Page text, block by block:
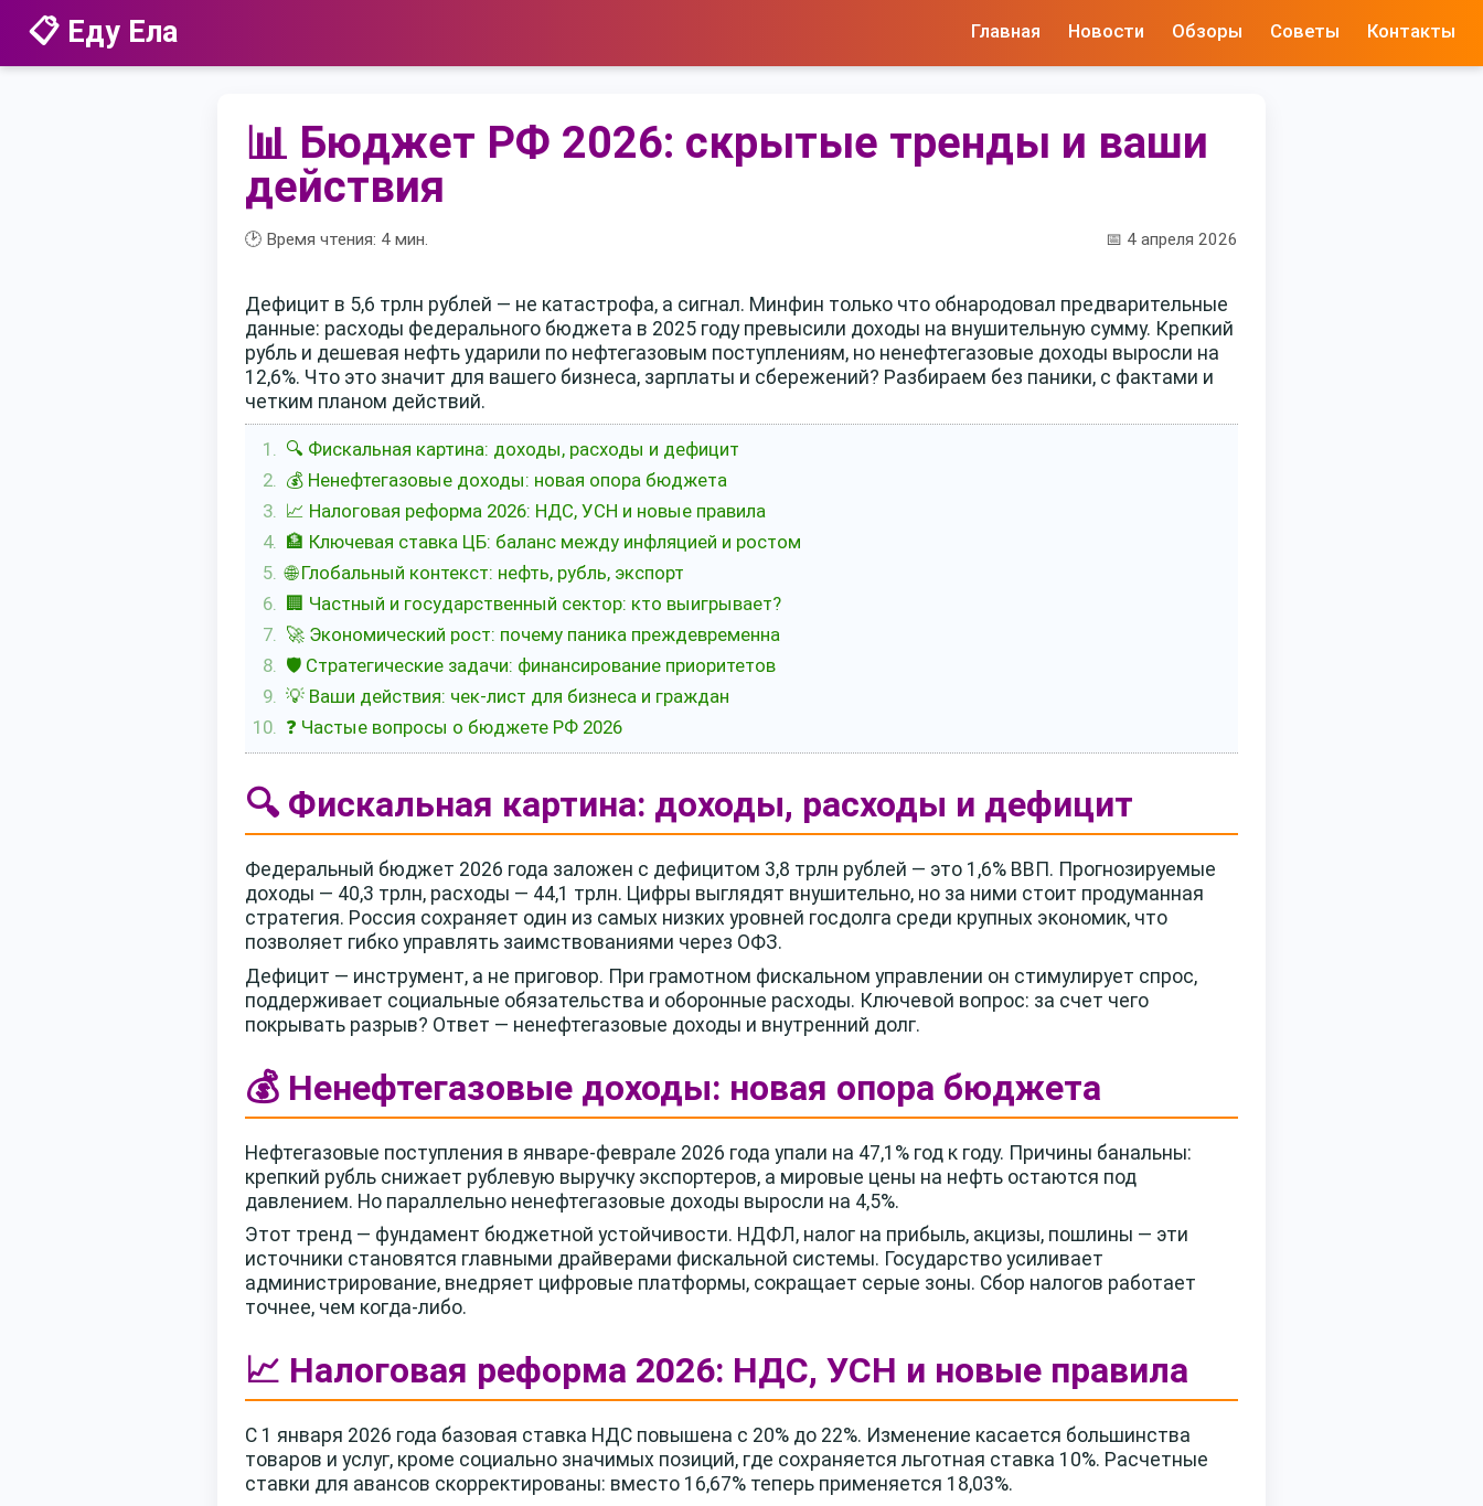
📋 Еду Ела Главная Новости Обзоры Советы Контакты
📊 Бюджет РФ 2026: скрытые тренды и ваши
действия
🕑 Время чтения: 4 мин. 📅 4 апреля 2026
Дефицит в 5,6 трлн рублей — не катастрофа, а сигнал. Минфин только что обнародовал предварительные
данные: расходы федерального бюджета в 2025 году превысили доходы на внушительную сумму. Крепкий
рубль и дешевая нефть ударили по нефтегазовым поступлениям, но ненефтегазовые доходы выросли на
12,6%. Что это значит для вашего бизнеса, зарплаты и сбережений? Разбираем без паники, с фактами и
четким планом действий.
🔍 Фискальная картина: доходы, расходы и дефицит
💰 Ненефтегазовые доходы: новая опора бюджета
📈 Налоговая реформа 2026: НДС, УСН и новые правила
🏦 Ключевая ставка ЦБ: баланс между инфляцией и ростом
🌐 Глобальный контекст: нефть, рубль, экспорт
🏢 Частный и государственный сектор: кто выигрывает?
🚀 Экономический рост: почему паника преждевременна
🛡️ Стратегические задачи: финансирование приоритетов
💡 Ваши действия: чек-лист для бизнеса и граждан
❓ Частые вопросы о бюджете РФ 2026
🔍 Фискальная картина: доходы, расходы и дефицит
Федеральный бюджет 2026 года заложен с дефицитом 3,8 трлн рублей — это 1,6% ВВП. Прогнозируемые
доходы — 40,3 трлн, расходы — 44,1 трлн. Цифры выглядят внушительно, но за ними стоит продуманная
стратегия. Россия сохраняет один из самых низких уровней госдолга среди крупных экономик, что
позволяет гибко управлять заимствованиями через ОФЗ.
Дефицит — инструмент, а не приговор. При грамотном фискальном управлении он стимулирует спрос,
поддерживает социальные обязательства и оборонные расходы. Ключевой вопрос: за счет чего
покрывать разрыв? Ответ — ненефтегазовые доходы и внутренний долг.
💰 Ненефтегазовые доходы: новая опора бюджета
Нефтегазовые поступления в январе-феврале 2026 года упали на 47,1% год к году. Причины банальны:
крепкий рубль снижает рублевую выручку экспортеров, а мировые цены на нефть остаются под
давлением. Но параллельно ненефтегазовые доходы выросли на 4,5%.
Этот тренд — фундамент бюджетной устойчивости. НДФЛ, налог на прибыль, акцизы, пошлины — эти
источники становятся главными драйверами фискальной системы. Государство усиливает
администрирование, внедряет цифровые платформы, сокращает серые зоны. Сбор налогов работает
точнее, чем когда-либо.
📈 Налоговая реформа 2026: НДС, УСН и новые правила
С 1 января 2026 года базовая ставка НДС повышена с 20% до 22%. Изменение касается большинства
товаров и услуг, кроме социально значимых позиций, где сохраняется льготная ставка 10%. Расчетные
ставки для авансов скорректированы: вместо 16,67% теперь применяется 18,03%.